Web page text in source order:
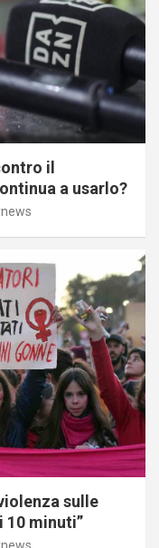
il
a usarlo?
sulle
10 minuti”